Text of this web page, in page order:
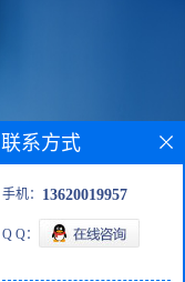
联系方式
手机： 13620019957
Q Q：